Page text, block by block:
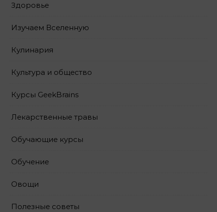
Здоровье
Изучаем Вселенную
Кулинария
Культура и общество
Курсы GeekBrains
Лекарственные травы
Обучающие курсы
Обучение
Овощи
Полезные советы